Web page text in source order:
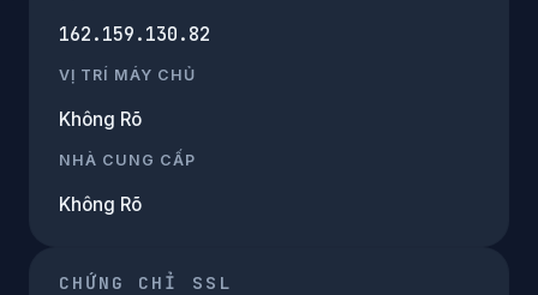
162.159.130.82
VỊ TRÍ MÁY CHỦ
Không Rõ
NHÀ CUNG CẤP
Không Rõ
CHỨNG CHỈ SSL